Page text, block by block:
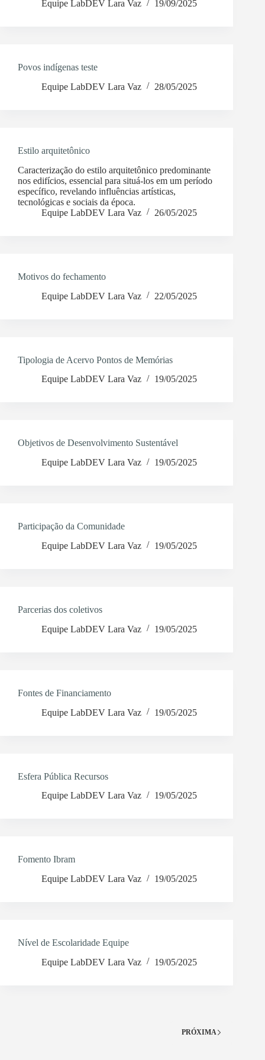
Equipe LabDEV Lara Vaz
19/09/2025
Povos indígenas teste
Equipe LabDEV Lara Vaz
28/05/2025
Estilo arquitetônico
Caracterização do estilo arquitetônico predominante
nos edifícios, essencial para situá-los em um período
específico, revelando influências artísticas,
tecnológicas e sociais da época.
Equipe LabDEV Lara Vaz
26/05/2025
Motivos do fechamento
Equipe LabDEV Lara Vaz
22/05/2025
Tipologia de Acervo Pontos de Memórias
Equipe LabDEV Lara Vaz
19/05/2025
Objetivos de Desenvolvimento Sustentável
Equipe LabDEV Lara Vaz
19/05/2025
Participação da Comunidade
Equipe LabDEV Lara Vaz
19/05/2025
Parcerias dos coletivos
Equipe LabDEV Lara Vaz
19/05/2025
Fontes de Financiamento
Equipe LabDEV Lara Vaz
19/05/2025
Esfera Pública Recursos
Equipe LabDEV Lara Vaz
19/05/2025
Fomento Ibram
Equipe LabDEV Lara Vaz
19/05/2025
Nível de Escolaridade Equipe
Equipe LabDEV Lara Vaz
19/05/2025
PRÓXIMA